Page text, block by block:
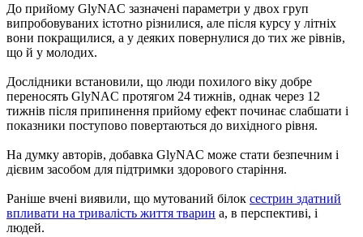
До прийому GlyNAC зазначені параметри у двох груп
випробовуваних істотно різнилися, але після курсу у літніх
вони покращилися, а у деяких повернулися до тих же рівнів,
що й у молодих.
Дослідники встановили, що люди похилого віку добре
переносять GlyNAC протягом 24 тижнів, однак через 12
тижнів після припинення прийому ефект починає слабшати і
показники поступово повертаються до вихідного рівня.
На думку авторів, добавка GlyNAC може стати безпечним і
дієвим засобом для підтримки здорового старіння.
Раніше вчені виявили, що мутований білок сестрин здатний
впливати на тривалість життя тварин а, в перспективі, і
людей.